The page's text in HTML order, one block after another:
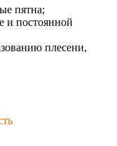
пятна;
и постоянной
плесени,